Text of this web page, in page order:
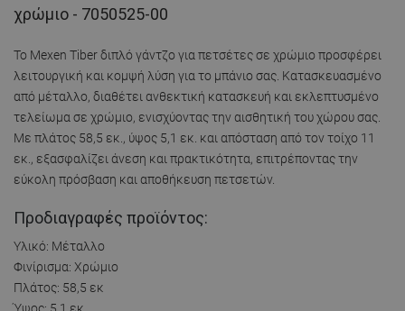
χρώμιο - 7050525-00
Το Mexen Tiber διπλό γάντζο για πετσέτες σε χρώμιο προσφέρει
λειτουργική και κομψή λύση για το μπάνιο σας. Κατασκευασμένο
από μέταλλο, διαθέτει ανθεκτική κατασκευή και εκλεπτυσμένο
τελείωμα σε χρώμιο, ενισχύοντας την αισθητική του χώρου σας.
Με πλάτος 58,5 εκ., ύψος 5,1 εκ. και απόσταση από τον τοίχο 11
εκ., εξασφαλίζει άνεση και πρακτικότητα, επιτρέποντας την
εύκολη πρόσβαση και αποθήκευση πετσετών.
Προδιαγραφές προϊόντος:
Υλικό: Μέταλλο
Φινίρισμα: Χρώμιο
Πλάτος: 58,5 εκ
Ύψος: 5,1 εκ